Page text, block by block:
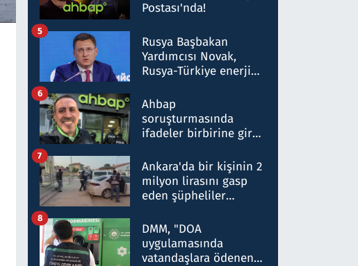
Postası'nda!
Rusya Başbakan
Yardımcısı Novak,
Rusya-Türkiye enerji
nitelikte olduğunu
belirtti
5
Ahbap
soruşturmasında
ifadeler birbirine girdi:
ifadelerinden ortaya
çıkan tablo şok etti
6
Ankara'da bir kişinin 2
milyon lirasını gasp
eden şüpheliler
7
DMM, "DOA
uygulamasında
vatandaşlara ödenen
8